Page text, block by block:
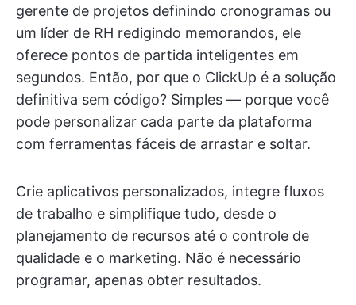
gerente de projetos definindo cronogramas ou
um líder de RH redigindo memorandos, ele
oferece pontos de partida inteligentes em
segundos. Então, por que o ClickUp é a solução
definitiva sem código? Simples — porque você
pode personalizar cada parte da plataforma
com ferramentas fáceis de arrastar e soltar.
Crie aplicativos personalizados, integre fluxos
de trabalho e simplifique tudo, desde o
planejamento de recursos até o controle de
qualidade e o marketing. Não é necessário
programar, apenas obter resultados.